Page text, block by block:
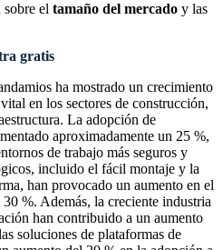
el tamaño del mercado y las
gratis
ha mostrado un crecimiento
en los sectores de construcción,
La adopción de
aproximadamente un 25 %,
de trabajo más seguros y
incluido el fácil montaje y la
han provocado un aumento en el
%. Además, la creciente industria
han contribuido a un aumento
soluciones de plataformas de